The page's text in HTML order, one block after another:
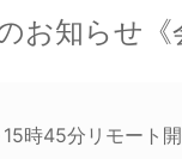
お知らせ《
時45分リモート